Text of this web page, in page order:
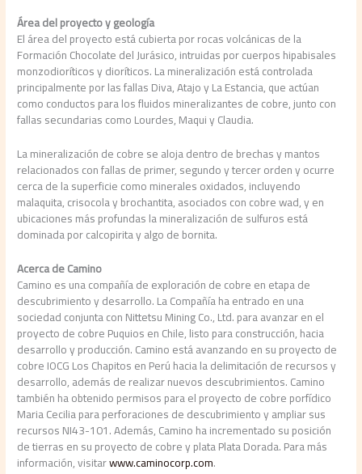
Área del proyecto y geología
El área del proyecto está cubierta por rocas volcánicas de la
Formación Chocolate del Jurásico, intruidas por cuerpos hipabisales
monzodioríticos y dioríticos. La mineralización está controlada
principalmente por las fallas Diva, Atajo y La Estancia, que actúan
como conductos para los fluidos mineralizantes de cobre, junto con
fallas secundarias como Lourdes, Maqui y Claudia.
La mineralización de cobre se aloja dentro de brechas y mantos
relacionados con fallas de primer, segundo y tercer orden y ocurre
cerca de la superficie como minerales oxidados, incluyendo
malaquita, crisocola y brochantita, asociados con cobre wad, y en
ubicaciones más profundas la mineralización de sulfuros está
dominada por calcopirita y algo de bornita.
Acerca de Camino
Camino es una compañía de exploración de cobre en etapa de
descubrimiento y desarrollo. La Compañía ha entrado en una
sociedad conjunta con Nittetsu Mining Co., Ltd. para avanzar en el
proyecto de cobre Puquios en Chile, listo para construcción, hacia
desarrollo y producción. Camino está avanzando en su proyecto de
cobre IOCG Los Chapitos en Perú hacia la delimitación de recursos y
desarrollo, además de realizar nuevos descubrimientos. Camino
también ha obtenido permisos para el proyecto de cobre porfídico
Maria Cecilia para perforaciones de descubrimiento y ampliar sus
recursos NI43-101. Además, Camino ha incrementado su posición
de tierras en su proyecto de cobre y plata Plata Dorada. Para más
información, visitarwww.caminocorp.com.